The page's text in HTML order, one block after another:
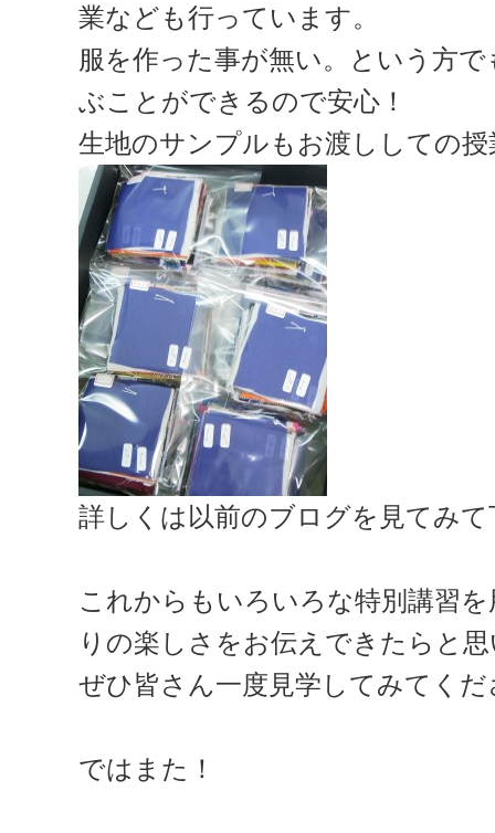
業なども行っています。
服を作った事が無い。という方
ぶことができるので安心！
生地のサンプルもお渡ししての
詳しくは以前のブログを見てみ
これからもいろいろな特別講習
りの楽しさをお伝えできたらと
ぜひ皆さん一度見学してみてくだ
ではまた！